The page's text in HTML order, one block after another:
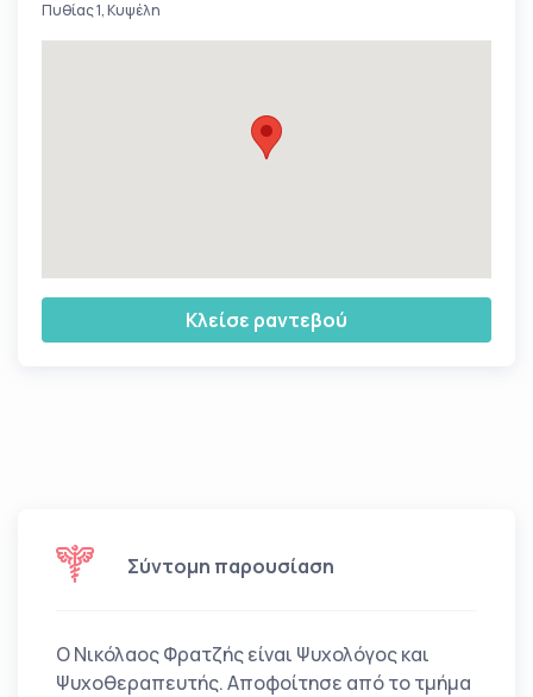
Πυθίας 1, Κυψέλη
Κλείσε ραντεβού
Σύντομη παρουσίαση
Ο Νικόλαος Φρατζής είναι Ψυχολόγος και
Ψυχοθεραπευτής. Αποφοίτησε από το τμήμα